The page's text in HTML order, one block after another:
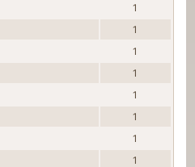
1
1
1
1
1
1
1
1